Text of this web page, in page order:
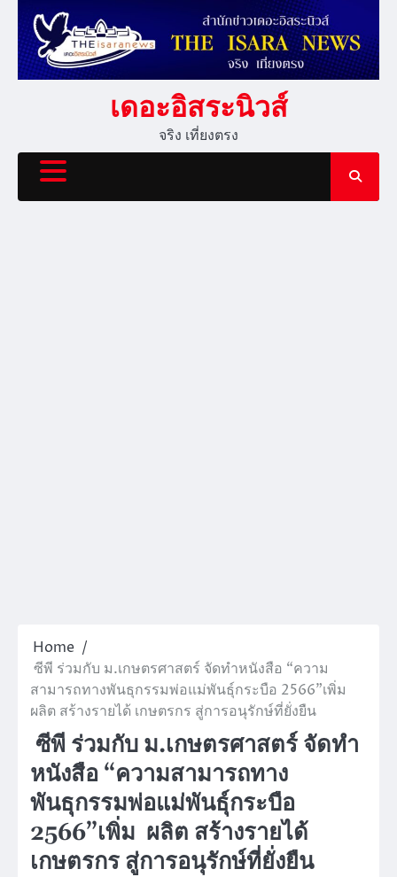
content
เดอะอิสระนิวส์
จริง เที่ยงตรง
Home
ซีพี ร่วมกับ ม.เกษตรศาสตร์ จัดทำหนังสือ “ความ
สามารถทางพันธุกรรมพ่อแม่พันธุ์กระบือ 2566”เพิ่ม
ผลิต สร้างรายได้ เกษตรกร สู่การอนุรักษ์ที่ยั่งยืน
ซีพี ร่วมกับ ม.เกษตรศาสตร์ จัดทำ
หนังสือ “ความสามารถทาง
พันธุกรรมพ่อแม่พันธุ์กระบือ
2566”เพิ่ม ผลิต สร้างรายได้
เกษตรกร สู่การอนุรักษ์ที่ยั่งยืน